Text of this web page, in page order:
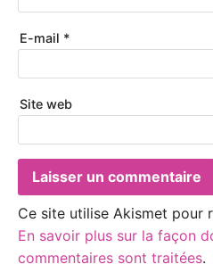
E-mail *
Site web
Ce site utilise Akismet pour
En savoir plus sur la façon
commentaires sont traitées.